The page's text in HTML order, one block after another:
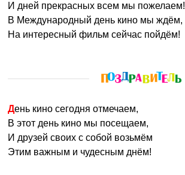
И дней прекрасных всем мы пожелаем!
В Международный день кино мы ждём,
На интересный фильм сейчас пойдём!
День кино сегодня отмечаем,
В этот день кино мы посещаем,
И друзей своих с собой возьмём
Этим важным и чудесным днём!